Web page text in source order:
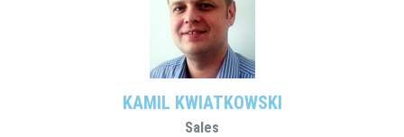
KAMIL KWIATKOWSKI
Sales